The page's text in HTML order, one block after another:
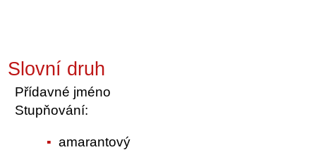
Slovní druh
Přídavné jméno
Stupňování:
amarantový